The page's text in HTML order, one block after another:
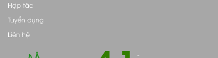
Hợp tác
Tuyển dụng
Liên hệ
-